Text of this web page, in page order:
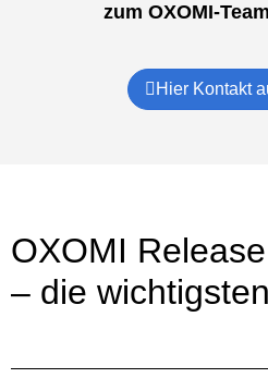
zum OXOMI-Team
Hier Kontakt
OXOMI
– die